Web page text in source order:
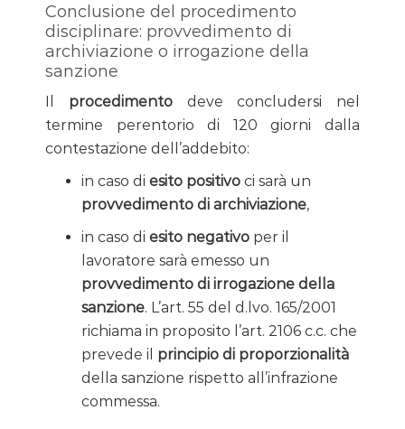
Conclusione del procedimento
disciplinare: provvedimento di
archiviazione o irrogazione della
sanzione
Il procedimentodeve concludersi nel
termine perentorio di 120 giorni dalla
contestazione dell’addebito:
in caso di esito positivo ci sarà un
provvedimento di archiviazione,
in caso di esito negativo per il
lavoratore sarà emesso un
provvedimento di irrogazione della
sanzione. L’art. 55 del d.lvo. 165/2001
richiama in proposito l’art. 2106 c.c. che
prevede il principio di proporzionalità
della sanzione rispetto all’infrazione
commessa.